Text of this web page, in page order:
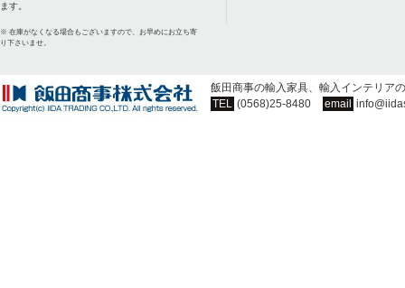
ます。
※ 在庫がなくなる場合もございますので、お早めにお立ち寄
り下さいませ。
飯田商事の輸入家具、輸入インテリア
TEL (0568)25-8480 email